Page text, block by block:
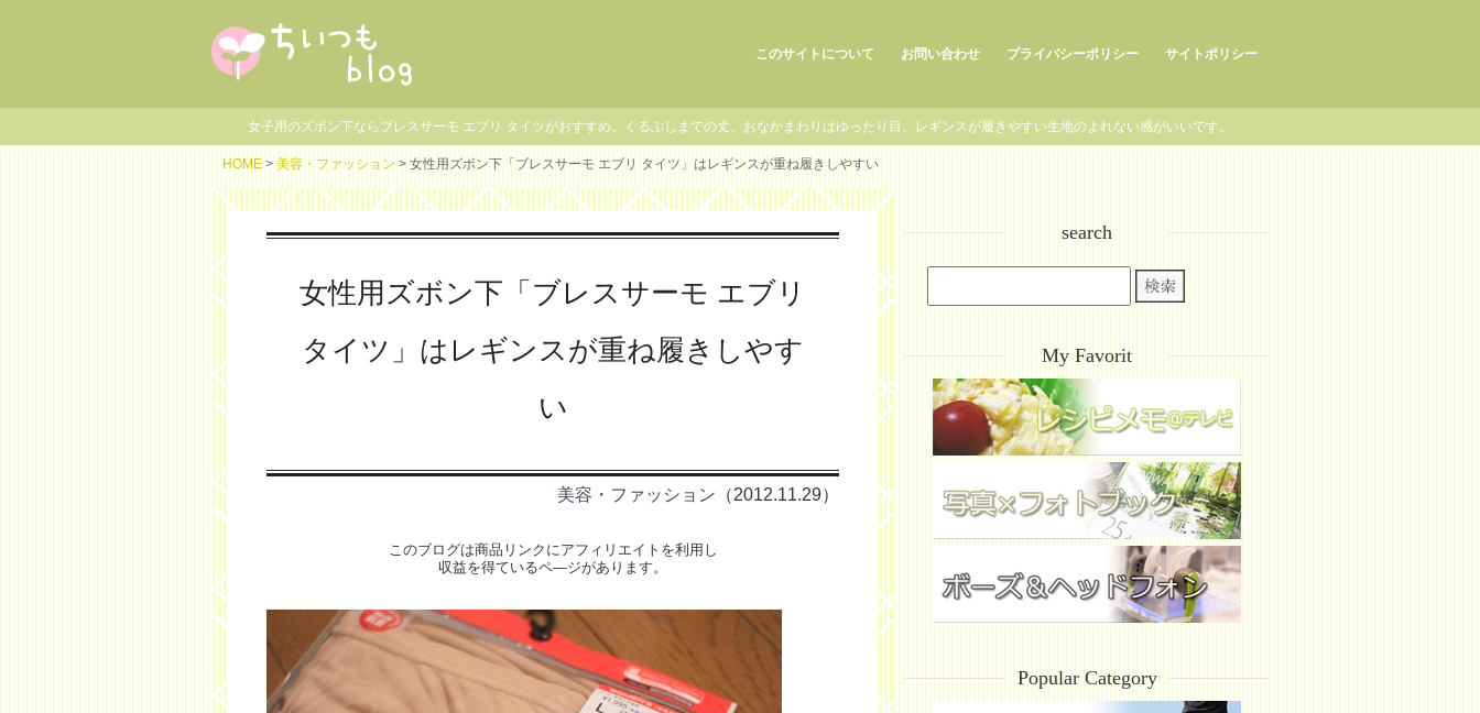
このサイトについて お問い合わせ プライバシーポリシー サイトポリシー
女子用のズボン下ならブレスサーモ エブリ タイツがおすすめ。くるぶしまでの丈、おなかまわりはゆったり目。レギンスが履きやすい生地のよれない感がいいです。
HOME > 美容・ファッション > 女性用ズボン下「ブレスサーモ エブリ タイツ」はレギンスが重ね履きしやすい
女性用ズボン下「ブレスサーモ エブリ
タイツ」はレギンスが重ね履きしやす
い
美容・ファッション （2012.11.29）
このブログは商品リンクにアフィリエイトを利用し
収益を得ているペ―ジがあります。
search
My Favorit
Popular Category